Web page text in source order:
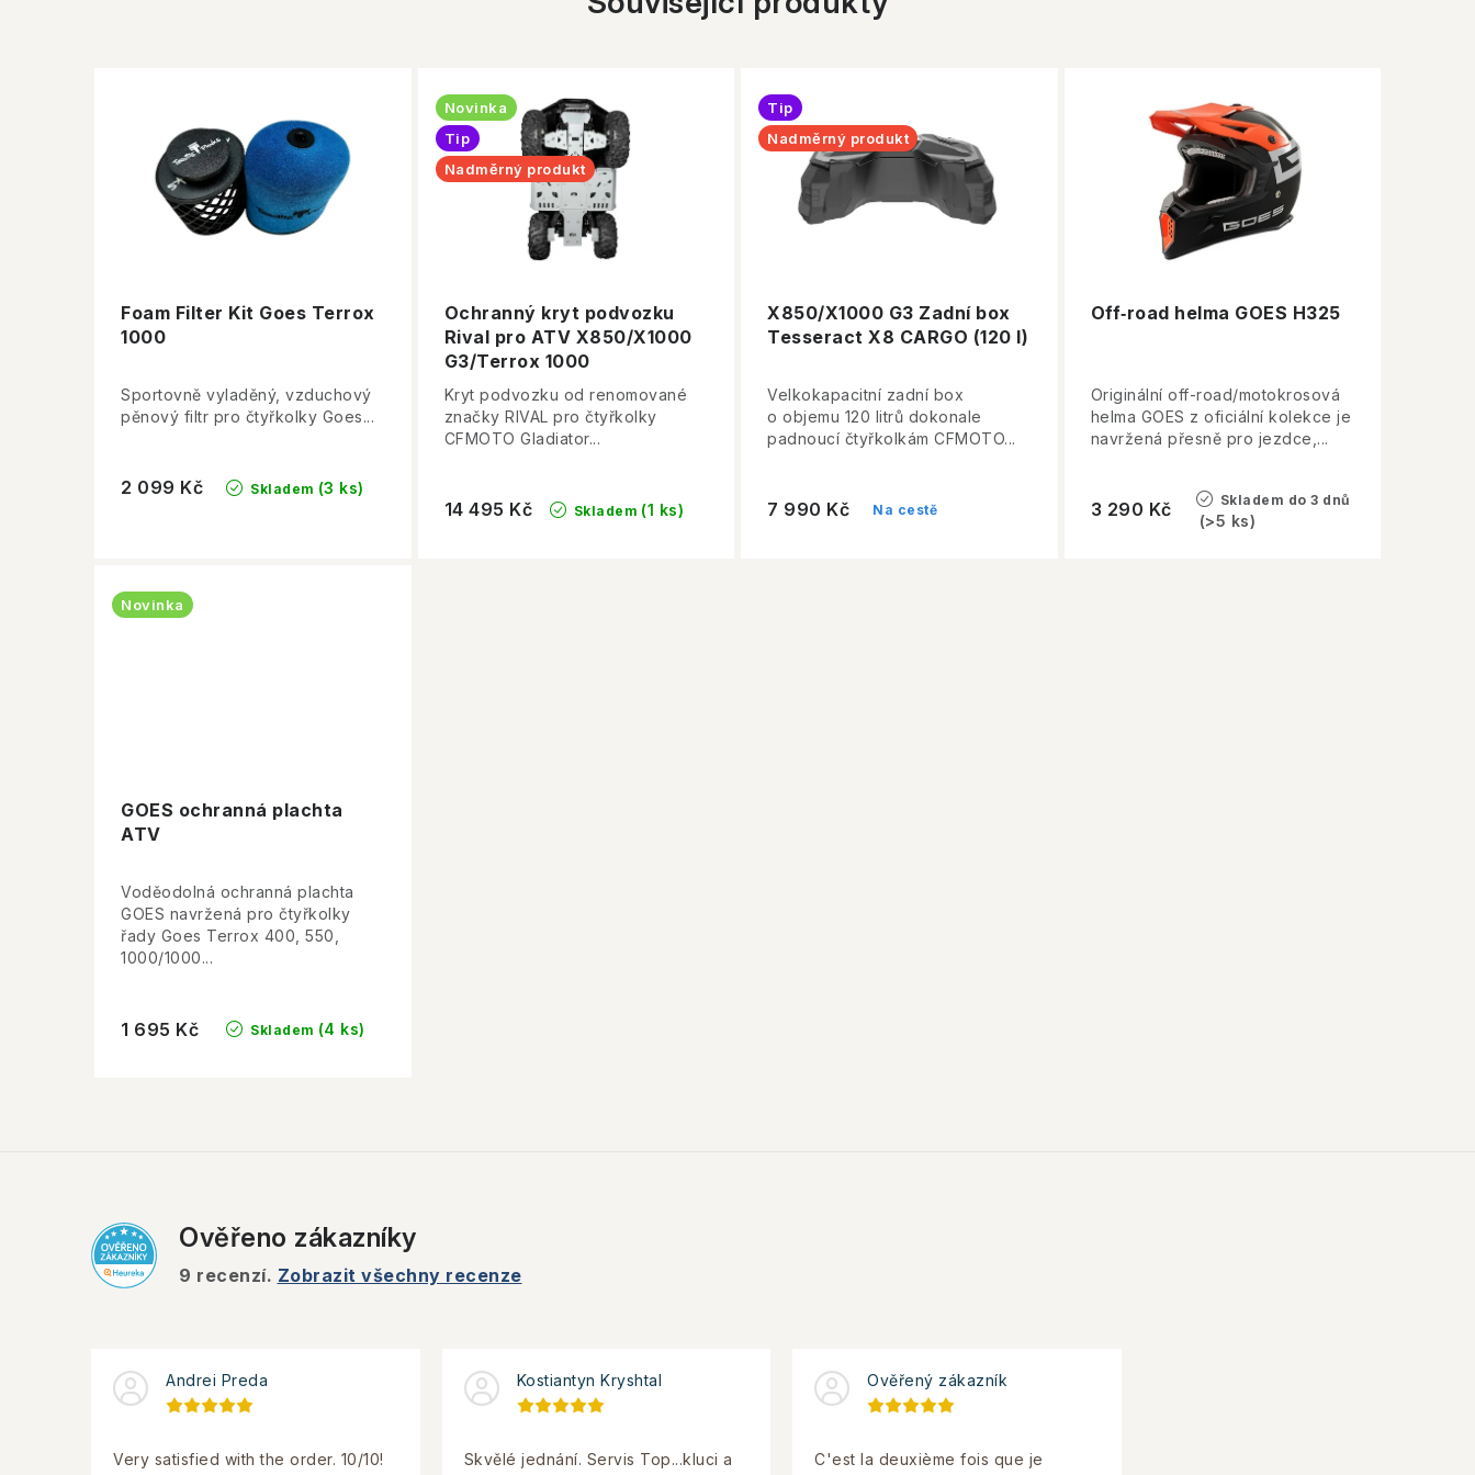
Foam Filter Kit Goes Terrox
1000
Skladem (3 ks)
2 099 Kč
Sportovně vyladěný, vzduchový
pěnový filtr pro čtyřkolky Goes...
Ochranný kryt podvozku
Rival pro ATV X850/X1000
G3/Terrox 1000
Novinka
Tip
Nadměrný produkt
Skladem (1 ks)
14 495 Kč
Kryt podvozku od renomované
značky RIVAL pro čtyřkolky
CFMOTO Gladiator...
X850/X1000 G3 Zadní box
Tesseract X8 CARGO (120 l)
Tip
Nadměrný produkt
Na cestě
7 990 Kč
Velkokapacitní zadní box
o objemu 120 litrů dokonale
padnoucí čtyřkolkám CFMOTO...
Off‑road helma GOES H325
Skladem do 3 dnů
(>5 ks)
3 290 Kč
Originální off-road/motokrosová
helma GOES z oficiální kolekce je
navržená přesně pro jezdce,...
GOES ochranná plachta
ATV
Novinka
Skladem (4 ks)
1 695 Kč
Voděodolná ochranná plachta
GOES navržená pro čtyřkolky
řady Goes Terrox 400, 550,
1000/1000...
Ověřeno zákazníky
9 recenzí. Zobrazit všechny recenze
Andrei Preda
Very satisfied with the order. 10/10!
Kostiantyn Kryshtal
Skvělé jednání. Servis Top...kluci a
Ověřený zákazník
C'est la deuxième fois que je